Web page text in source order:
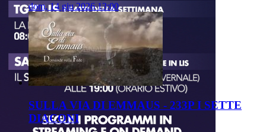
dom, 14 giu 2026 13:00
SULLA VIA DI EMMAUS - 233P I SETTE
DIACONI